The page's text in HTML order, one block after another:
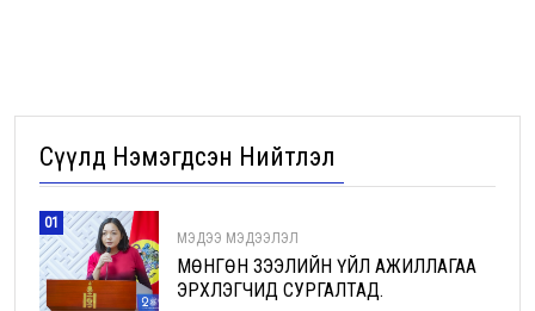
Сүүлд Нэмэгдсэн Нийтлэл
01
МЭДЭЭ МЭДЭЭЛЭЛ
МӨНГӨН ЗЭЭЛИЙН ҮЙЛ АЖИЛЛАГАА
ЭРХЛЭГЧИД СУРГАЛТАД.